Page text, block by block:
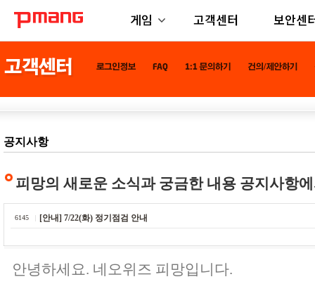
게임 고객센터 보안센
공지사항
피망의 새로운 소식과 궁금한 내용 공지사항
6145 [안내] 7/22(화) 정기점검 안내
안녕하세요. 네오위즈 피망입니다.